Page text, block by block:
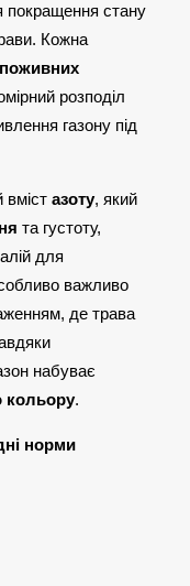
покращення стану
Кожна
поживних
розподіл
газону під
азоту, який
та густоту,
для
важливо
де трава
набуває
кольору.
норми